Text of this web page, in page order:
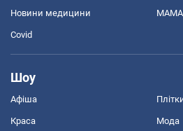
Новини медицини
Covid
Шоу
Афіша
Краса Мода